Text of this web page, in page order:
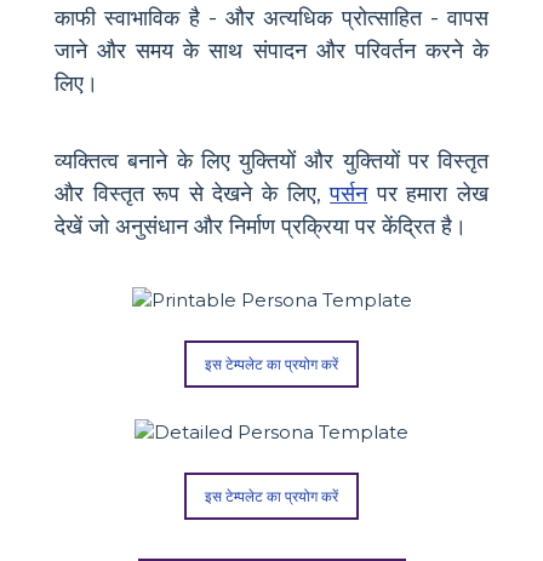
काफी स्वाभाविक है - और अत्यधिक प्रोत्साहित - वापस
जाने और समय के साथ संपादन और परिवर्तन करने के
लिए।
व्यक्तित्व बनाने के लिए युक्तियों और युक्तियों पर विस्तृत
और विस्तृत रूप से देखने के लिए,पर्सनपर हमारा लेख
देखें जो अनुसंधान और निर्माण प्रक्रिया पर केंद्रित है।
इस टेम्पलेट का प्रयोग करें
इस टेम्पलेट का प्रयोग करें